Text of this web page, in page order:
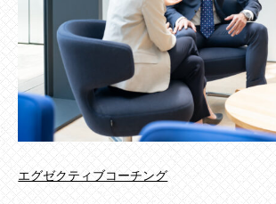
エグゼクティブコーチング